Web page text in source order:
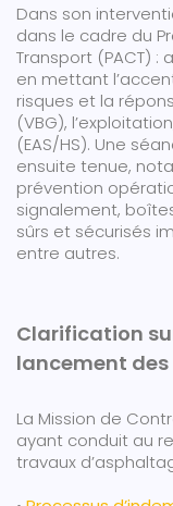
Dans son
dans le cadre du
Transport (PACT)
en mettant
risques et la
(VBG),
(EAS/HS). Une
ensuite tenue,
prévention
signalement,
sûrs et sécurisés
entre autres.
Clarification
lancement
La Mission de
ayant conduit au
travaux